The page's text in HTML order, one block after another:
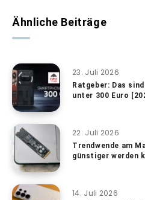
Ähnliche Beiträge
23. Juli 2026
Ratgeber: Das
unter 300 Euro
22. Juli 2026
Trendwende am
günstiger werden
14. Juli 2026